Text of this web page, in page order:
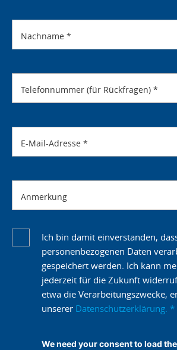
Nachname *
Telefonnummer (für Rückfragen) *
E-Mail-Adresse *
Anmerkung
Ich bin damit einverstanden,
personenbezogenen Daten
gespeichert werden. Ich kann
jederzeit für die Zukunft
etwa die Verarbeitungszwecke,
unserer Datenschutzerklärung. *
We need your consent to load